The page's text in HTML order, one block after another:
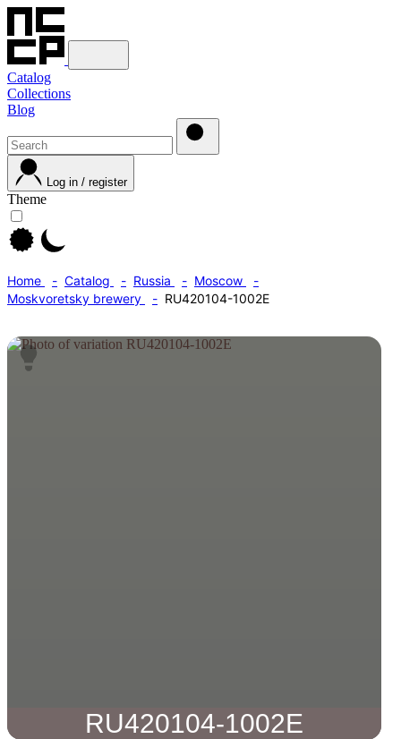
Catalog
Collections
Blog
Log in / register
Theme
Home Catalog Russia
Moscow
Moskvoretsky brewery
RU420104-1002E
RU420104-1002E